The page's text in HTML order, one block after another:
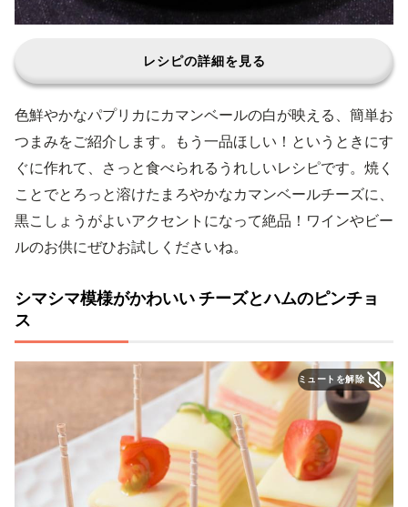
レシピの詳細を見る
色鮮やかなパプリカにカマンベールの白が映える、簡単お
つまみをご紹介します。もう一品ほしい！というときにす
ぐに作れて、さっと食べられるうれしいレシピです。焼く
ことでとろっと溶けたまろやかなカマンベールチーズに、
黒こしょうがよいアクセントになって絶品！ワインやビー
ルのお供にぜひお試しくださいね。
シマシマ模様がかわいい チーズとハムのピンチョ
ス
ミュートを解除